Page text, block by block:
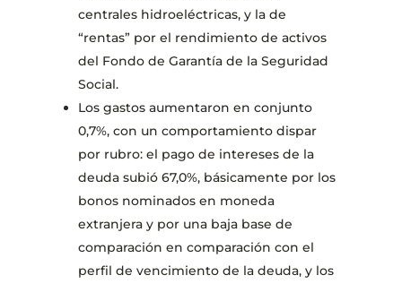
centrales hidroeléctricas, y la de
“rentas” por el rendimiento de activos
del Fondo de Garantía de la Seguridad
Social.
Los gastos aumentaron en conjunto
0,7%, con un comportamiento dispar
por rubro: el pago de intereses de la
deuda subió 67,0%, básicamente por los
bonos nominados en moneda
extranjera y por una baja base de
comparación en comparación con el
perfil de vencimiento de la deuda, y los